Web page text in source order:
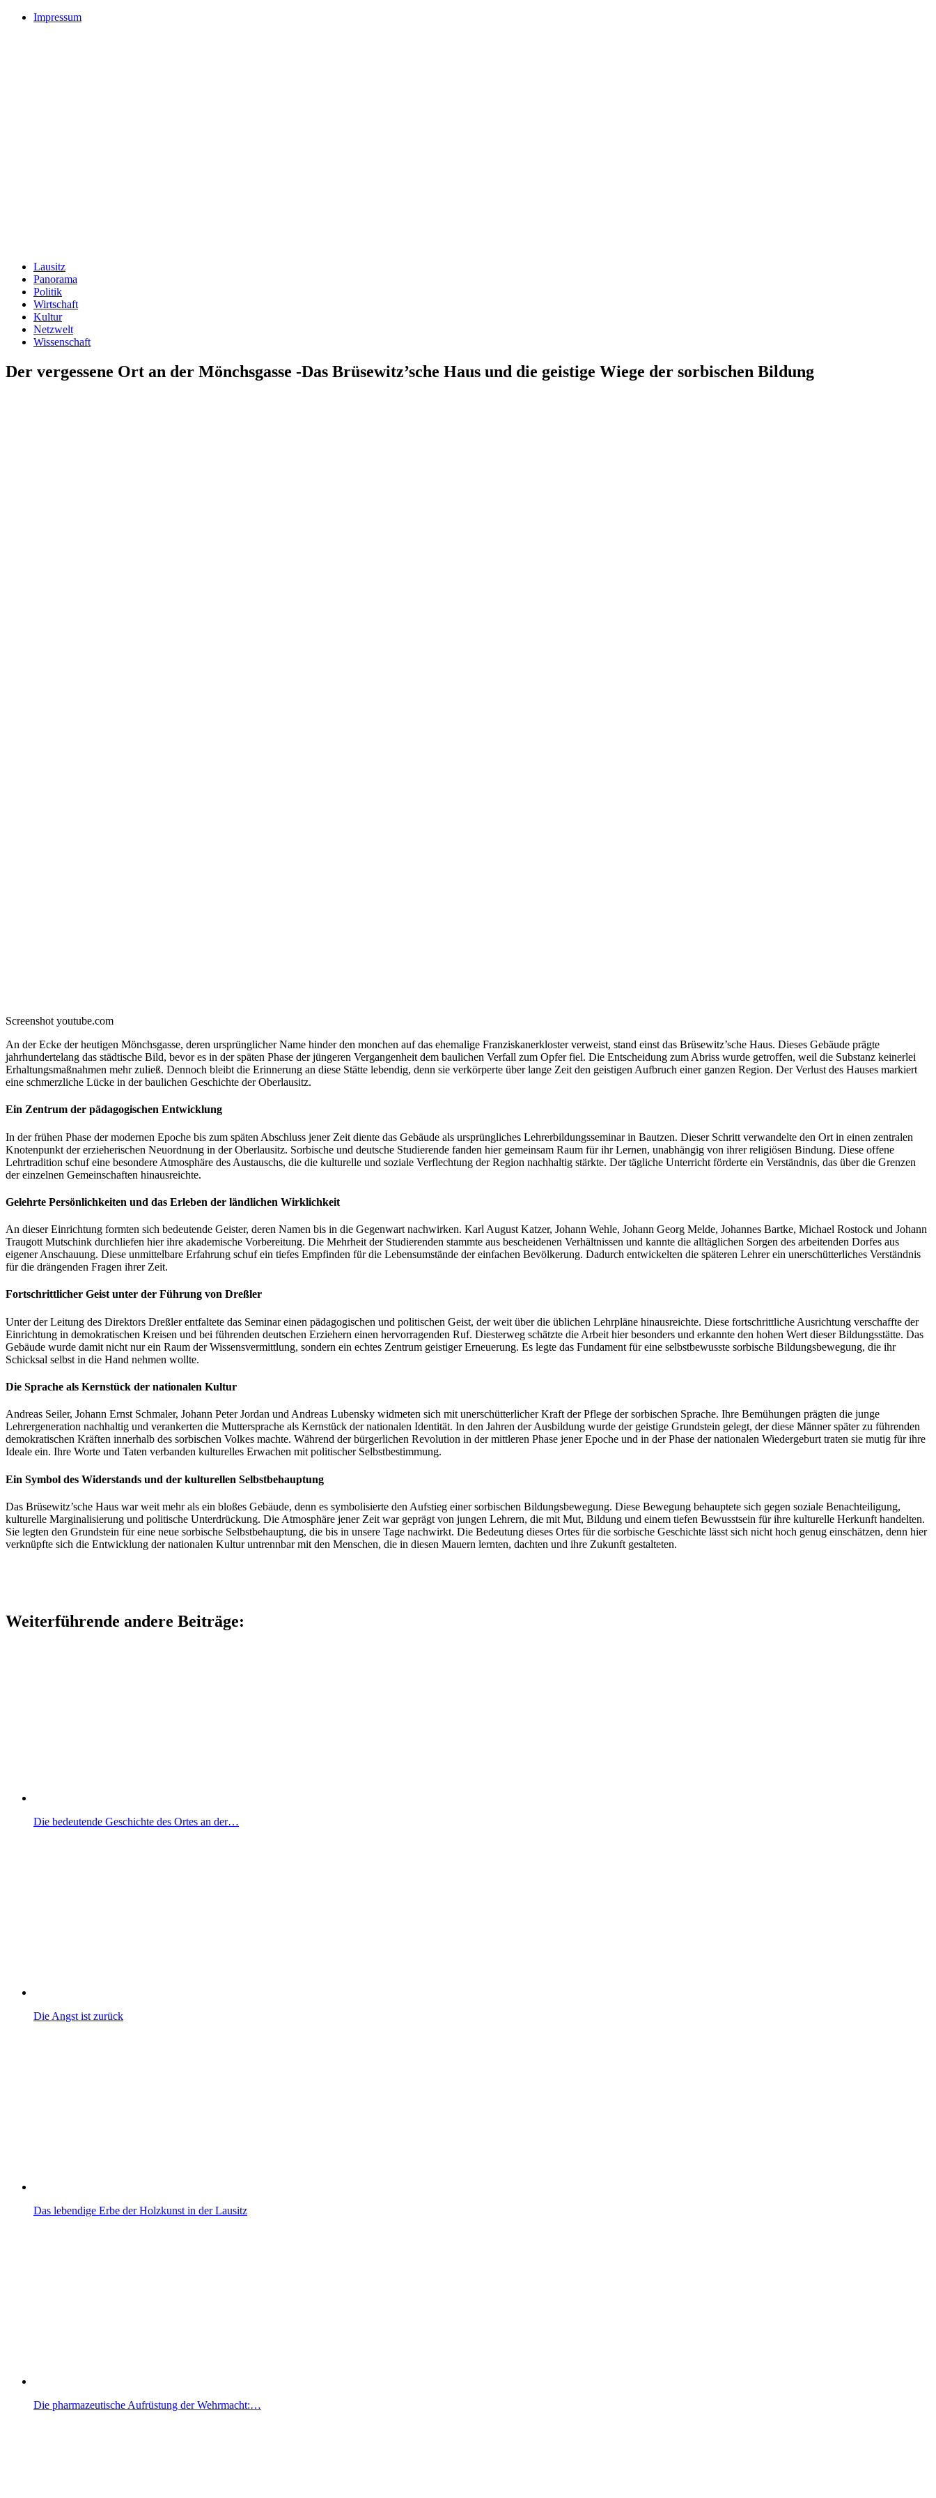
Impressum
Lausitz
Panorama
Politik
Wirtschaft
Kultur
Netzwelt
Wissenschaft
Der vergessene Ort an der Mönchsgasse -Das Brüsewitz’sche Haus und die geistige Wiege der sorbischen Bildung
Screenshot youtube.com
An der Ecke der heutigen Mönchsgasse, deren ursprünglicher Name hinder den monchen auf das ehemalige Franziskanerkloster verweist, stand einst das Brüsewitz’sche Haus. Dieses Gebäude prägte
jahrhundertelang das städtische Bild, bevor es in der späten Phase der jüngeren Vergangenheit dem baulichen Verfall zum Opfer fiel. Die Entscheidung zum Abriss wurde getroffen, weil die Substanz keinerlei
Erhaltungsmaßnahmen mehr zuließ. Dennoch bleibt die Erinnerung an diese Stätte lebendig, denn sie verkörperte über lange Zeit den geistigen Aufbruch einer ganzen Region. Der Verlust des Hauses markiert
eine schmerzliche Lücke in der baulichen Geschichte der Oberlausitz.
Ein Zentrum der pädagogischen Entwicklung
In der frühen Phase der modernen Epoche bis zum späten Abschluss jener Zeit diente das Gebäude als ursprüngliches Lehrerbildungsseminar in Bautzen. Dieser Schritt verwandelte den Ort in einen zentralen
Knotenpunkt der erzieherischen Neuordnung in der Oberlausitz. Sorbische und deutsche Studierende fanden hier gemeinsam Raum für ihr Lernen, unabhängig von ihrer religiösen Bindung. Diese offene
Lehrtradition schuf eine besondere Atmosphäre des Austauschs, die die kulturelle und soziale Verflechtung der Region nachhaltig stärkte. Der tägliche Unterricht förderte ein Verständnis, das über die Grenzen
der einzelnen Gemeinschaften hinausreichte.
Gelehrte Persönlichkeiten und das Erleben der ländlichen Wirklichkeit
An dieser Einrichtung formten sich bedeutende Geister, deren Namen bis in die Gegenwart nachwirken. Karl August Katzer, Johann Wehle, Johann Georg Melde, Johannes Bartke, Michael Rostock und Johann
Traugott Mutschink durchliefen hier ihre akademische Vorbereitung. Die Mehrheit der Studierenden stammte aus bescheidenen Verhältnissen und kannte die alltäglichen Sorgen des arbeitenden Dorfes aus
eigener Anschauung. Diese unmittelbare Erfahrung schuf ein tiefes Empfinden für die Lebensumstände der einfachen Bevölkerung. Dadurch entwickelten die späteren Lehrer ein unerschütterliches Verständnis
für die drängenden Fragen ihrer Zeit.
Fortschrittlicher Geist unter der Führung von Dreßler
Unter der Leitung des Direktors Dreßler entfaltete das Seminar einen pädagogischen und politischen Geist, der weit über die üblichen Lehrpläne hinausreichte. Diese fortschrittliche Ausrichtung verschaffte der
Einrichtung in demokratischen Kreisen und bei führenden deutschen Erziehern einen hervorragenden Ruf. Diesterweg schätzte die Arbeit hier besonders und erkannte den hohen Wert dieser Bildungsstätte. Das
Gebäude wurde damit nicht nur ein Raum der Wissensvermittlung, sondern ein echtes Zentrum geistiger Erneuerung. Es legte das Fundament für eine selbstbewusste sorbische Bildungsbewegung, die ihr
Schicksal selbst in die Hand nehmen wollte.
Die Sprache als Kernstück der nationalen Kultur
Andreas Seiler, Johann Ernst Schmaler, Johann Peter Jordan und Andreas Lubensky widmeten sich mit unerschütterlicher Kraft der Pflege der sorbischen Sprache. Ihre Bemühungen prägten die junge
Lehrergeneration nachhaltig und verankerten die Muttersprache als Kernstück der nationalen Identität. In den Jahren der Ausbildung wurde der geistige Grundstein gelegt, der diese Männer später zu führenden
demokratischen Kräften innerhalb des sorbischen Volkes machte. Während der bürgerlichen Revolution in der mittleren Phase jener Epoche und in der Phase der nationalen Wiedergeburt traten sie mutig für ihre
Ideale ein. Ihre Worte und Taten verbanden kulturelles Erwachen mit politischer Selbstbestimmung.
Ein Symbol des Widerstands und der kulturellen Selbstbehauptung
Das Brüsewitz’sche Haus war weit mehr als ein bloßes Gebäude, denn es symbolisierte den Aufstieg einer sorbischen Bildungsbewegung. Diese Bewegung behauptete sich gegen soziale Benachteiligung,
kulturelle Marginalisierung und politische Unterdrückung. Die Atmosphäre jener Zeit war geprägt von jungen Lehrern, die mit Mut, Bildung und einem tiefen Bewusstsein für ihre kulturelle Herkunft handelten.
Sie legten den Grundstein für eine neue sorbische Selbstbehauptung, die bis in unsere Tage nachwirkt. Die Bedeutung dieses Ortes für die sorbische Geschichte lässt sich nicht hoch genug einschätzen, denn hier
verknüpfte sich die Entwicklung der nationalen Kultur untrennbar mit den Menschen, die in diesen Mauern lernten, dachten und ihre Zukunft gestalteten.
Weiterführende andere Beiträge:
Die bedeutende Geschichte des Ortes an der…
Die Angst ist zurück
Das lebendige Erbe der Holzkunst in der Lausitz
Die pharmazeutische Aufrüstung der Wehrmacht:…